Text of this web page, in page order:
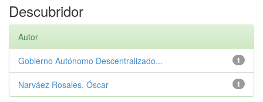
Descubridor
Autor
1
Gobierno Autónomo Descentralizado...
1
Narváez Rosales, Óscar